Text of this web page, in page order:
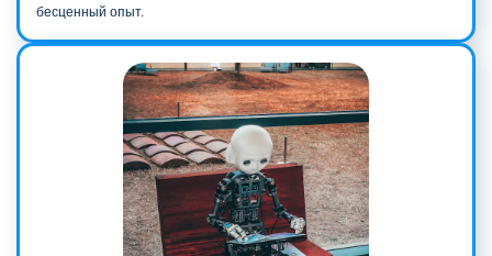
бесценный опыт.